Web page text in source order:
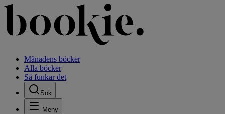
Månadens böcker
Alla böcker
Så funkar det
Sök
Meny